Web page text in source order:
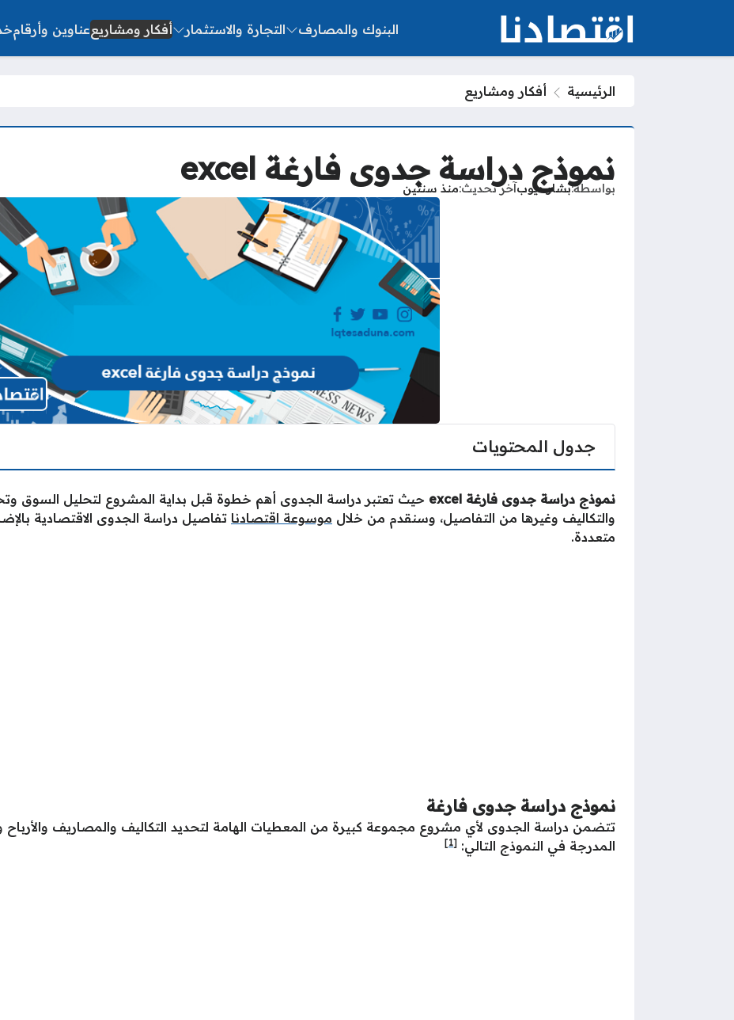
البنوك والمصارف التجارة والاستثمار أفكار ومشاريععناوين وأرقام
الرئيسية أفكار ومشاريع
نموذج دراسة جدوى فارغة excel
بواسطةبشار ديوبآخر تحديث منذ سنتين
جدول المحتويات
نموذج دراسة جدوى فارغة excel
حيث تعتبر دراسة الجدوى أهم خطوة قبل بداية المشروع لتحليل السوق
والتكاليف وغيرها من التفاصيل، وسنقدم من خلال موسوعة اقتصادنا تفاصيل دراسة الجدوى الاقتصادية
متعددة.
نموذج دراسة جدوى فارغة
تتضمن دراسة الجدوى لأي مشروع مجموعة كبيرة من المعطيات الهامة لتحديد التكاليف والمصاريف والأرباح
المدرجة في النموذج التالي: [1]